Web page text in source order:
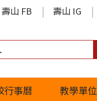
壽山 FB 壽山 IG
行事曆 教學單位